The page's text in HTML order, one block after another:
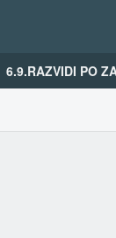
6.9.RAZVIDI PO